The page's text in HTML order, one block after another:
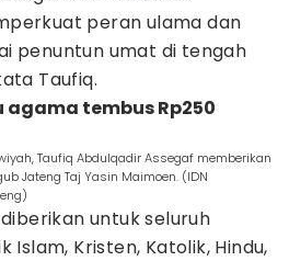
peran ulama dan
penuntun umat di tengah
Taufiq.
tembus Rp250
Taufiq Abdulqadir Assegaf memberikan
Jateng Taj Yasin Maimoen. (IDN
untuk seluruh
Islam, Kristen, Katolik, Hindu,